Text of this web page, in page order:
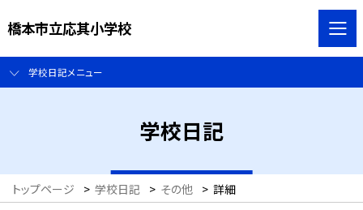
橋本市立応其小学校
学校日記メニュー
学校日記
トップページ > 学校日記 > その他 > 詳細